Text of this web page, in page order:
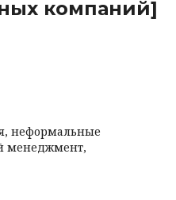
компаний]
неформальные
менеджмент,